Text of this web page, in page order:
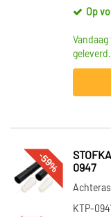
Op
geleverd.
-59%
0947
Achteras
KTP-